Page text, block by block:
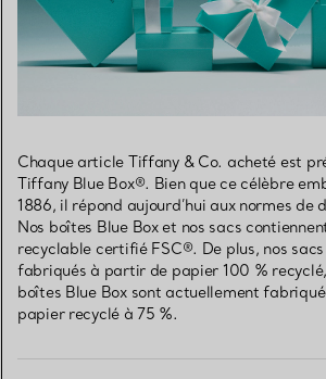
Chaque article Tiffany & Co. acheté est
Tiffany Blue Box®. Bien que ce célèbre
1886, il répond aujourd’hui aux normes de
Nos boîtes Blue Box et nos sacs
recyclable certifié FSC®. De plus, nos
fabriqués à partir de papier 100 %
boîtes Blue Box sont actuellement
papier recyclé à 75 %.